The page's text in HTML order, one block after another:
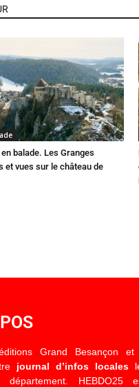
en balade. Les Granges
et vues sur le château de
Grand Besançon et
journal d’infos locales
département. HEBDO25